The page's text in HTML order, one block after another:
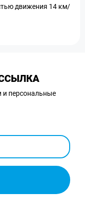
движения 14 км/
персональные